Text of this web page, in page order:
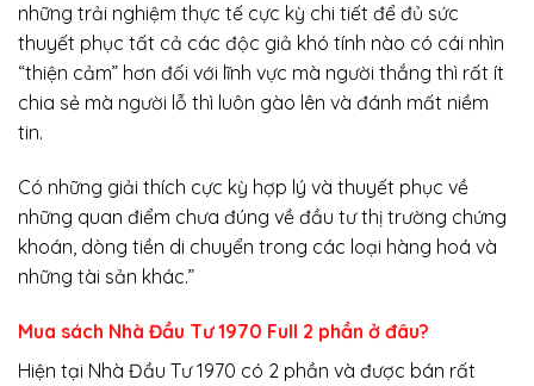
những trải nghiệm thực tế cực kỳ chi tiết để đủ sức
thuyết phục tất cả các độc giả khó tính nào có cái nhìn
“thiện cảm” hơn đối với lĩnh vực mà người thắng thì rất ít
chia sẻ mà người lỗ thì luôn gào lên và đánh mất niềm
tin.
Có những giải thích cực kỳ hợp lý và thuyết phục về
những quan điểm chưa đúng về đầu tư thị trường chứng
khoán, dòng tiền di chuyển trong các loại hàng hoá và
những tài sản khác.”
Mua sách Nhà Đầu Tư 1970 Full 2 phần ở đâu?
Hiện tại Nhà Đầu Tư 1970 có 2 phần và được bán rất